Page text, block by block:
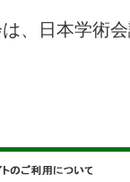
、日本学術